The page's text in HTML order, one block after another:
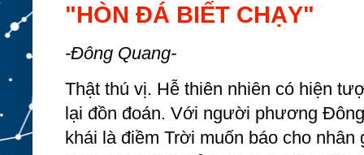
"HÒN ĐÁ BIẾT CHẠY"
-Đông Quang-
Thật thú vị. Hễ thiên nhiên có hiện
lại đồn đoán. Với người phương
khái là điềm Trời muốn báo cho